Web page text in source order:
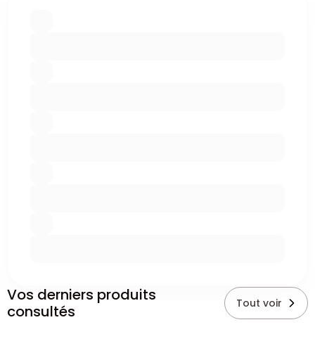
Vos derniers produits
consultés
Tout voir